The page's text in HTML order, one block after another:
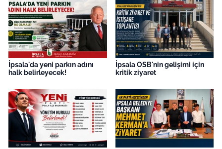
İpsala'da yeni parkın adını
halk belirleyecek!
İpsala OSB'nin gelişimi için
kritik ziyaret